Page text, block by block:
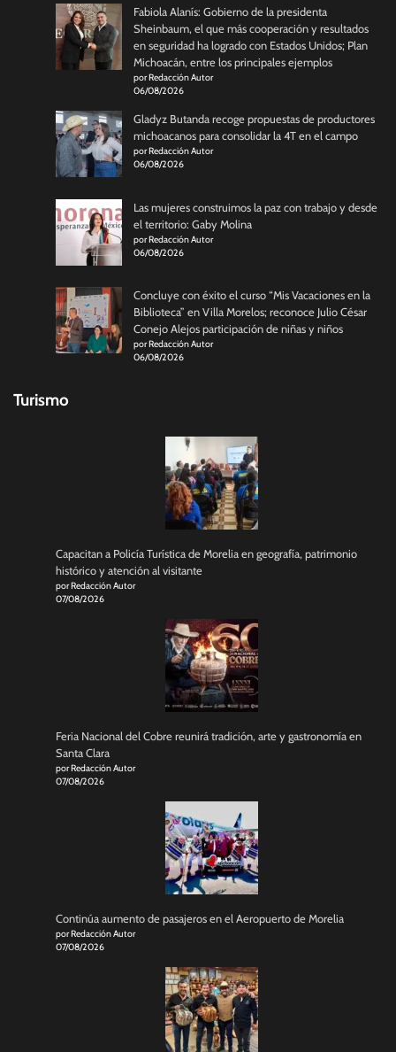
Fabiola Alanís: Gobierno de la presidenta
Sheinbaum, el que más cooperación y resultados
en seguridad ha logrado con Estados Unidos; Plan
Michoacán, entre los principales ejemplos
por Redacción Autor
06/08/2026
Gladyz Butanda recoge propuestas de productores
michoacanos para consolidar la 4T en el campo
por Redacción Autor
06/08/2026
Las mujeres construimos la paz con trabajo y desde
el territorio: Gaby Molina
por Redacción Autor
06/08/2026
Concluye con éxito el curso “Mis Vacaciones en la
Biblioteca” en Villa Morelos; reconoce Julio César
Conejo Alejos participación de niñas y niños
por Redacción Autor
06/08/2026
Turismo
Capacitan a Policía Turística de Morelia en geografía, patrimonio
histórico y atención al visitante
por Redacción Autor
07/08/2026
Feria Nacional del Cobre reunirá tradición, arte y gastronomía en
Santa Clara
por Redacción Autor
07/08/2026
Continúa aumento de pasajeros en el Aeropuerto de Morelia
por Redacción Autor
07/08/2026